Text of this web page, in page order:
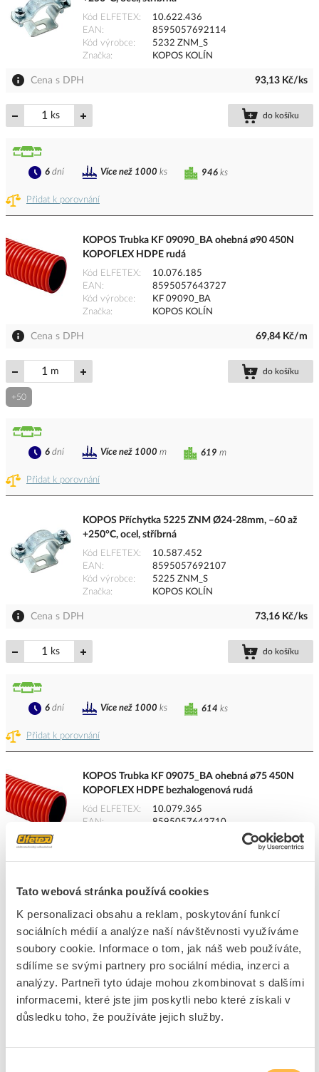
Tato webová stránka používá cookies
K personalizaci obsahu a reklam, poskytování funkcí
sociálních médií a analýze naší návštěvnosti využíváme
soubory cookie. Informace o tom, jak náš web používáte,
sdílíme se svými partnery pro sociální média, inzerci a
analýzy. Partneři tyto údaje mohou zkombinovat s dalšími
informacemi, které jste jim poskytli nebo které získali v
důsledku toho, že používáte jejich služby.
Kód ELFETEX
10.622.436
EAN
8595057692114
Kód výrobce
5232 ZNM_S
Značka
KOPOS KOLÍN
Cena s DPH 93,13 Kč/ks
ks do košíku
Přidat k porovnání
946 ks
6 dní Více než 1000 ks
KOPOS Trubka KF 09090_BA ohebná ø90 450N
KOPOFLEX HDPE rudá
Kód ELFETEX
10.076.185
EAN
8595057643727
Kód výrobce
KF 09090_BA
Značka
KOPOS KOLÍN
Cena s DPH 69,84 Kč/m
m do košíku
+50
Přidat k porovnání
619 m
6 dní Více než 1000 m
KOPOS Příchytka 5225 ZNM Ø24-28mm, –60 až
+250°C, ocel, stříbrná
Kód ELFETEX
10.587.452
EAN
8595057692107
Kód výrobce
5225 ZNM_S
Značka
KOPOS KOLÍN
Cena s DPH 73,16 Kč/ks
ks do košíku
Přidat k porovnání
614 ks
6 dní Více než 1000 ks
KOPOS Trubka KF 09075_BA ohebná ø75 450N
KOPOFLEX HDPE bezhalogenová rudá
Kód ELFETEX
10.079.365
EAN
8595057643710
+50
Přidat k porovnání
604 m
6dní Více než 1000 m